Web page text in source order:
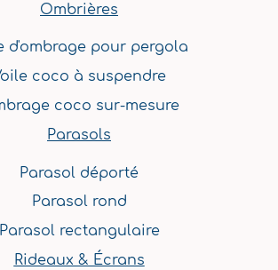
a
r
a
t
u
b
e
e
e
s
Ombrières
d'ombrage pour pergola
coco à suspendre
coco sur-mesure
Parasols
Parasol déporté
Parasol rond
Parasol rectangulaire
Rideaux & Écrans